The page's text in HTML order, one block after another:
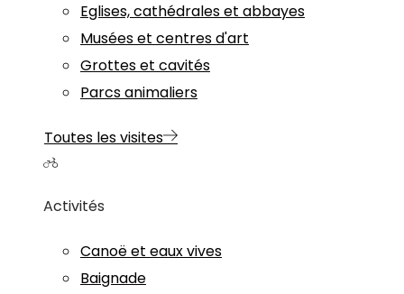
Eglises, cathédrales et abbayes
Musées et centres d'art
Grottes et cavités
Parcs animaliers
Toutes les visites
Activités
Canoë et eaux vives
Baignade